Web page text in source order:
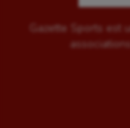
Gazette Sports